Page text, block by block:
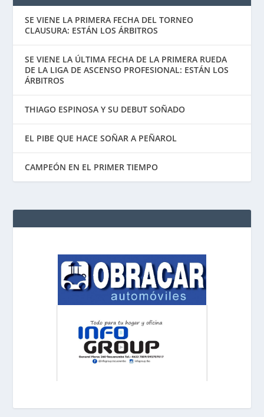
SE VIENE LA PRIMERA FECHA DEL TORNEO
CLAUSURA: ESTÁN LOS ÁRBITROS
SE VIENE LA ÚLTIMA FECHA DE LA PRIMERA RUEDA
DE LA LIGA DE ASCENSO PROFESIONAL: ESTÁN LOS
ÁRBITROS
THIAGO ESPINOSA Y SU DEBUT SOÑADO
EL PIBE QUE HACE SOÑAR A PEÑAROL
CAMPEÓN EN EL PRIMER TIEMPO